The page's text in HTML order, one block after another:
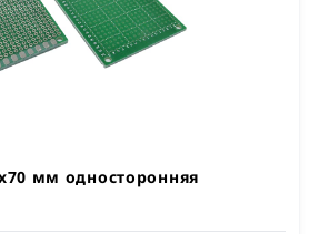
мм односторонняя